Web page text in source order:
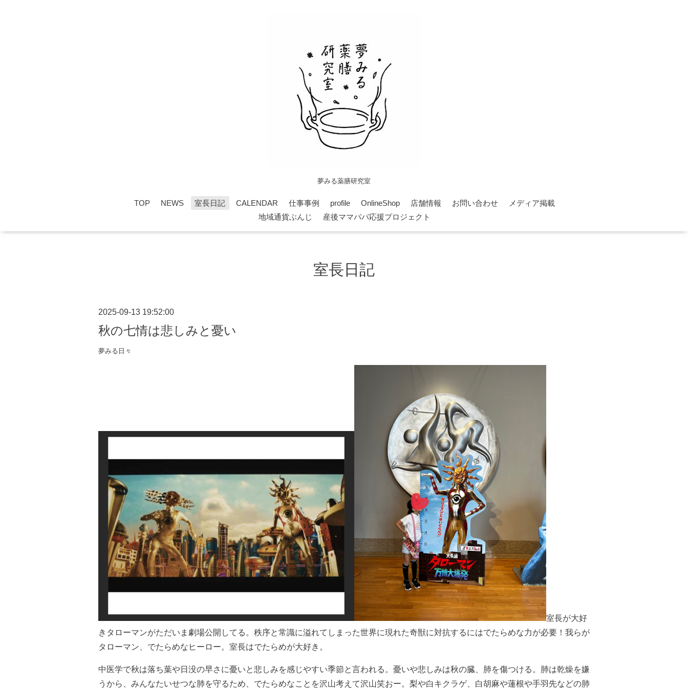
夢みる薬膳研究室
TOP NEWS 室長日記 CALENDAR 仕事事例 profile OnlineShop 店舗情報 お問い合わせ
メディア掲載
地域通貨ぶんじ
産後ママパパ応援プロジェクト
室長日記
2025-09-13 19:52:00
秋の七情は悲しみと憂い
夢みる日々
室長が大好
きタローマンがただいま劇場公開してる。秩序と常識に溢れてしまった世界に現れた奇獣に対抗するにはでたらめな力が必要！我らが
タローマン、でたらめなヒーロー。室長はでたらめが大好き。
中医学で秋は落ち葉や日没の早さに憂いと悲しみを感じやすい季節と言われる。憂いや悲しみは秋の臓、肺を傷つける。肺は乾燥を嫌
うから、みんなたいせつな肺を守るため、でたらめなことを沢山考えて沢山笑おー。梨や白キクラゲ、白胡麻や蓮根や手羽先などの肺